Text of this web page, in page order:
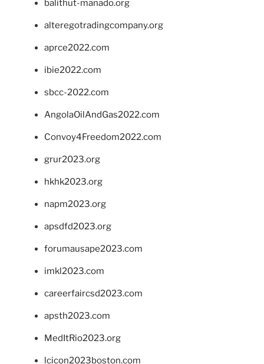
balithut-manado.org
alteregotradingcompany.org
aprce2022.com
ibie2022.com
sbcc-2022.com
AngolaOilAndGas2022.com
Convoy4Freedom2022.com
grur2023.org
hkhk2023.org
napm2023.org
apsdfd2023.org
forumausape2023.com
imkl2023.com
careerfaircsd2023.com
apsth2023.com
MedItRio2023.org
lcicon2023boston.com